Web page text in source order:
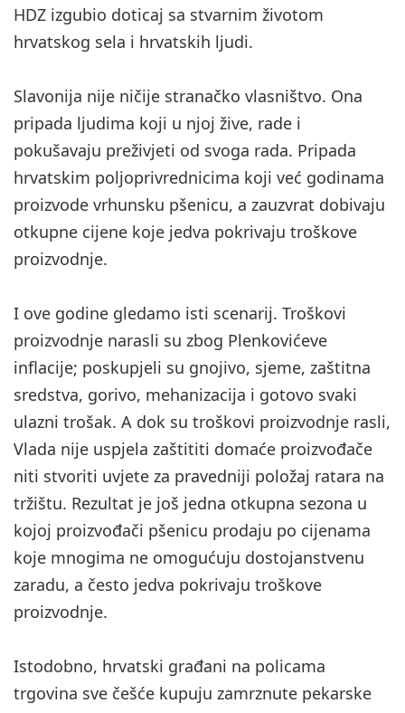
HDZ izgubio doticaj sa stvarnim životom
hrvatskog sela i hrvatskih ljudi.
Slavonija nije ničije stranačko vlasništvo. Ona
pripada ljudima koji u njoj žive, rade i
pokušavaju preživjeti od svoga rada. Pripada
hrvatskim poljoprivrednicima koji već godinama
proizvode vrhunsku pšenicu, a zauzvrat dobivaju
otkupne cijene koje jedva pokrivaju troškove
proizvodnje.
I ove godine gledamo isti scenarij. Troškovi
proizvodnje narasli su zbog Plenkovićeve
inflacije; poskupjeli su gnojivo, sjeme, zaštitna
sredstva, gorivo, mehanizacija i gotovo svaki
ulazni trošak. A dok su troškovi proizvodnje rasli,
Vlada nije uspjela zaštititi domaće proizvođače
niti stvoriti uvjete za pravedniji položaj ratara na
tržištu. Rezultat je još jedna otkupna sezona u
kojoj proizvođači pšenicu prodaju po cijenama
koje mnogima ne omogućuju dostojanstvenu
zaradu, a često jedva pokrivaju troškove
proizvodnje.
Istodobno, hrvatski građani na policama
trgovina sve češće kupuju zamrznute pekarske